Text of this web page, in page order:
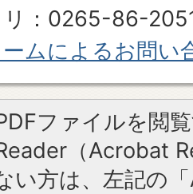
リ：0265-86-
ムによるお問い
ファイルを閲
（Acrobat
い方は、左記の